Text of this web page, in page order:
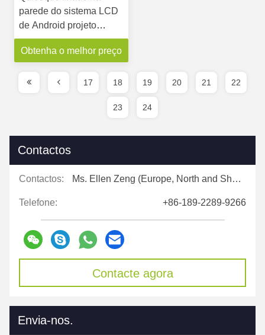
parede do sistema LCD
de Android projeto
humanizado 10,1
polegadas para a sala
Obtenha o melhor preço
17 18 19 20 21 22
23 24
Contactos
Contactos: Ms. Ellen Zeng (Europe, North and Shouth America)
Telefone: +86-189-2289-9266
Contacte agora
Envia-nos.